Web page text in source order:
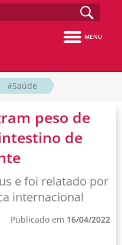
MENU
#Saúde
peso de
de
e foi relatado por
internacional
Publicado em 16/04/2022